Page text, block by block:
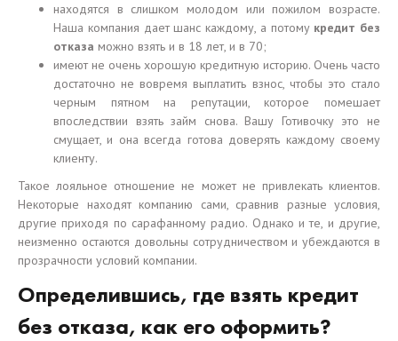
находятся в слишком молодом или пожилом возрасте.
Наша компания дает шанс каждому, а потому кредит без
отказа можно взять и в 18 лет, и в 70;
имеют не очень хорошую кредитную историю. Очень часто
достаточно не вовремя выплатить взнос, чтобы это стало
черным пятном на репутации, которое помешает
впоследствии взять займ снова. Вашу Готивочку это не
смущает, и она всегда готова доверять каждому своему
клиенту.
Такое лояльное отношение не может не привлекать клиентов.
Некоторые находят компанию сами, сравнив разные условия,
другие приходя по сарафанному радио. Однако и те, и другие,
неизменно остаются довольны сотрудничеством и убеждаются в
прозрачности условий компании.
Определившись, где взять кредит
без отказа, как его оформить?